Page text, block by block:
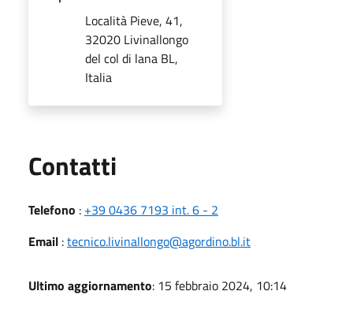
Località Pieve, 41,
32020 Livinallongo
del col di lana BL,
Italia
Contatti
Telefono : +39 0436 7193 int. 6 - 2
Email :tecnico.livinallongo@agordino.bl.it
Ultimo aggiornamento: 15 febbraio 2024, 10:14